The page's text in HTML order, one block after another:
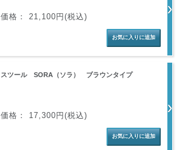
価格： 21,100円(税込)
スツール SORA（ソラ） ブラウンタイプ
価格： 17,300円(税込)